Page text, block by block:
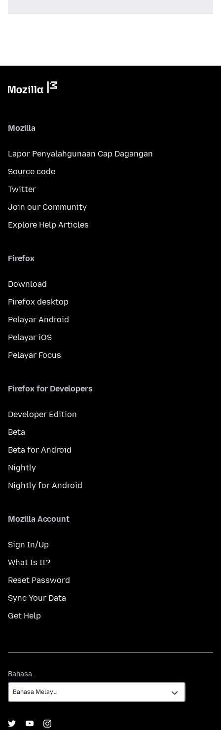
Mozilla
Lapor Penyalahgunaan Cap Dagangan
Source code
Twitter
Join our Community
Explore Help Articles
Firefox
Download
Firefox desktop
Pelayar Android
Pelayar iOS
Pelayar Focus
Firefox for Developers
Developer Edition
Beta
Beta for Android
Nightly
Nightly for Android
Mozilla Account
Sign In/Up
What Is It?
Reset Password
Sync Your Data
Get Help
Bahasa